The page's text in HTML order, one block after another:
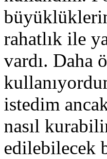
rahatlık ile
vardı. Daha
istedim
nasıl
edilebilecek